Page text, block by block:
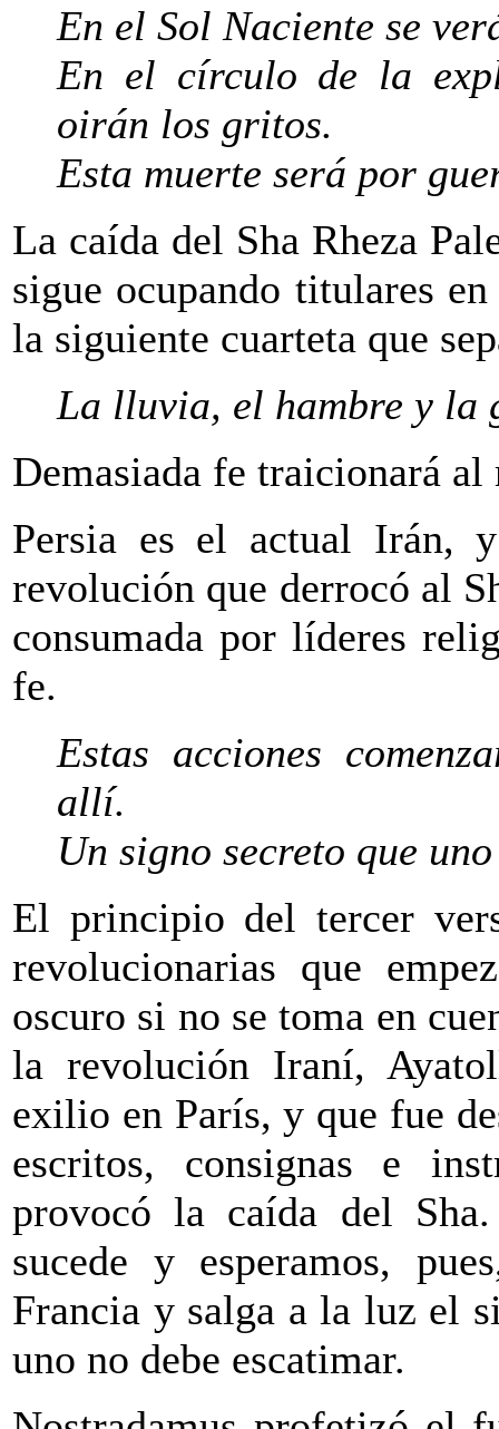
En el Sol Naciente se
En el círculo de la
oirán los gritos.
Esta muerte será por
La caída del Sha Rheza
sigue ocupando titulares
la siguiente cuarteta que
La lluvia, el hambre y la
Demasiada fe traicionará al
Persia es el actual Irán,
revolución que derrocó al
consumada por líderes
fe.
Estas acciones
allí.
Un signo secreto que
El principio del tercer
revolucionarias que
oscuro si no se toma en
la revolución Iraní,
exilio en París, y que fue
escritos, consignas e
provocó la caída del
sucede y esperamos,
Francia y salga a la luz el
uno no debe escatimar.